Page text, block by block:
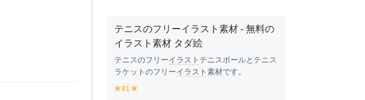
テニスのフリーイラスト素材 - 無料の
イラスト素材 タダ絵
テニスのフリーイラスト テニスボールとテニス
ラケットのフリーイラスト 素材です。
y
81